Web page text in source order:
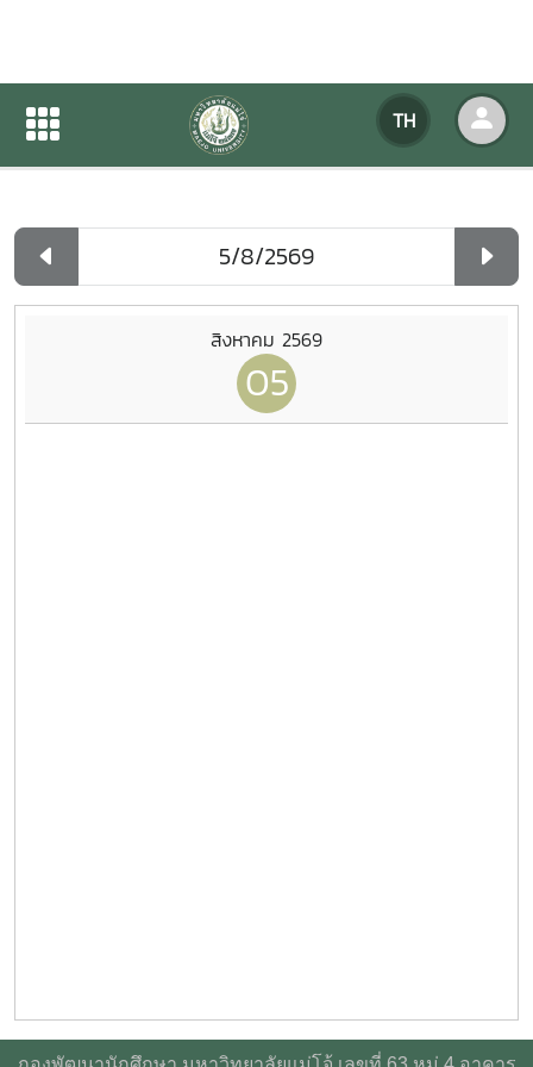
TH
ปฏิทินกิจกรรมของหน่วยงาน
ปฏิทินกิจกรรมของหน่วยงาน
สิงหาคม 2569
05